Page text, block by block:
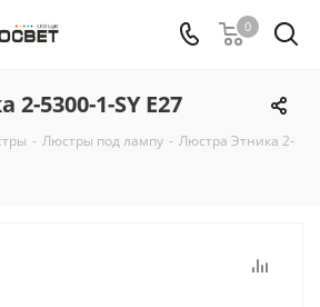
0
5300-1-SY E27
- Люстры под лампу - Люстра Этника 2-